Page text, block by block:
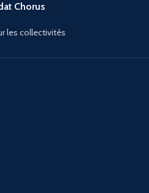
Chorus
les collectivités